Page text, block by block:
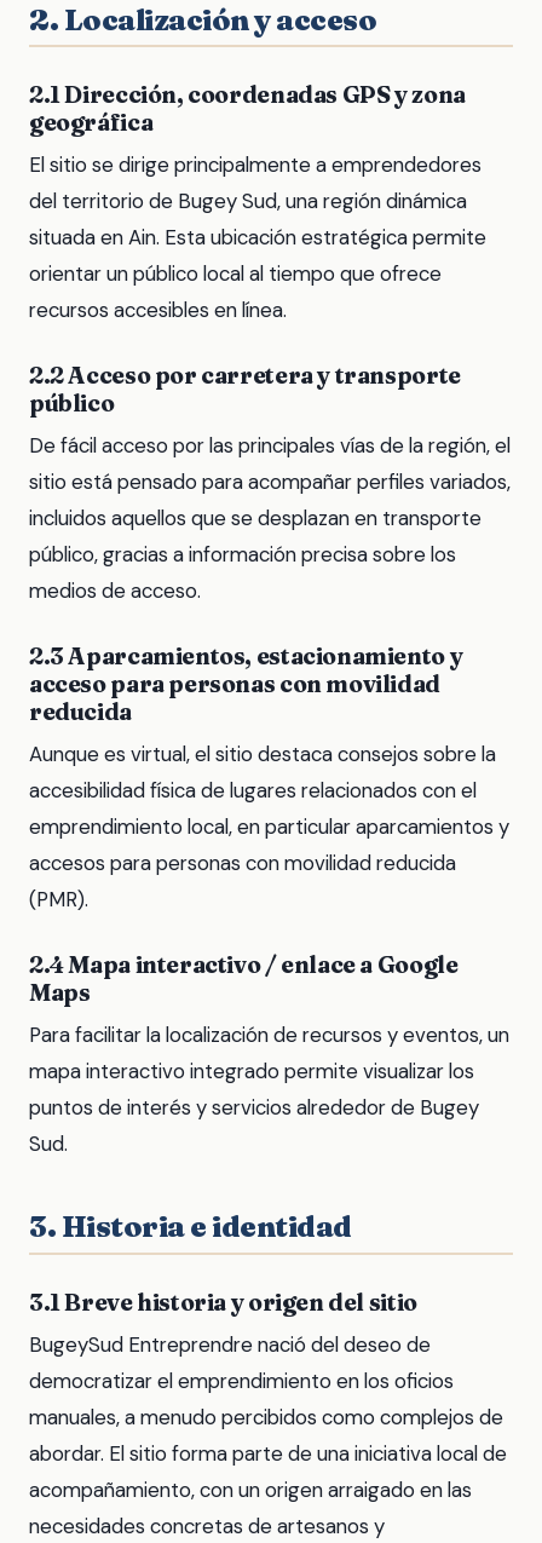
2. Localización y acceso
2.1 Dirección, coordenadas GPS y zona
geográfica
El sitio se dirige principalmente a emprendedores
del territorio de Bugey Sud, una región dinámica
situada en Ain. Esta ubicación estratégica permite
orientar un público local al tiempo que ofrece
recursos accesibles en línea.
2.2 Acceso por carretera y transporte
público
De fácil acceso por las principales vías de la región, el
sitio está pensado para acompañar perfiles variados,
incluidos aquellos que se desplazan en transporte
público, gracias a información precisa sobre los
medios de acceso.
2.3 Aparcamientos, estacionamiento y
acceso para personas con movilidad
reducida
Aunque es virtual, el sitio destaca consejos sobre la
accesibilidad física de lugares relacionados con el
emprendimiento local, en particular aparcamientos y
accesos para personas con movilidad reducida
(PMR).
2.4 Mapa interactivo / enlace a Google
Maps
Para facilitar la localización de recursos y eventos, un
mapa interactivo integrado permite visualizar los
puntos de interés y servicios alrededor de Bugey
Sud.
3. Historia e identidad
3.1 Breve historia y origen del sitio
BugeySud Entreprendre nació del deseo de
democratizar el emprendimiento en los oficios
manuales, a menudo percibidos como complejos de
abordar. El sitio forma parte de una iniciativa local de
acompañamiento, con un origen arraigado en las
necesidades concretas de artesanos y